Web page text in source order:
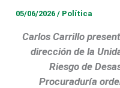
05/06/2026/ Política
Carlos Carrillo
dirección de la
Riesgo de
Procuraduría